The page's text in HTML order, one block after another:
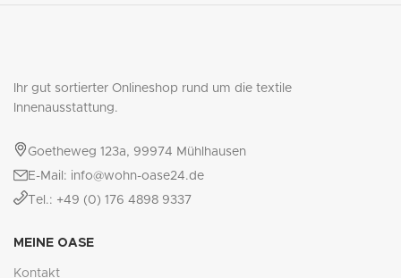
Ihr gut sortierter Onlineshop rund um die textile
Innenausstattung.
Goetheweg 123a, 99974 Mühlhausen
E-Mail: info@wohn-oase24.de
Tel.: +49 (0) 176 4898 9337
MEINE OASE
Kontakt